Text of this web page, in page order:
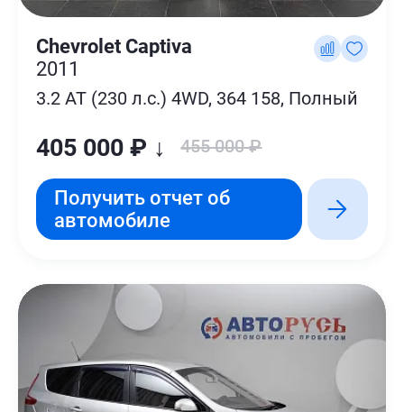
Chevrolet Captiva
2011
3.2 AT (230 л.с.) 4WD, 364 158, Полный
405 000 ₽ ↓ 455 000 ₽
Получить отчет об
автомобиле